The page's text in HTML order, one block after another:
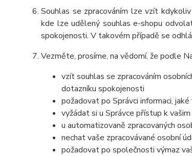
Souhlas se zpracováním lze vzít
kde lze udělený souhlas e-shopu
spokojenosti. V takovém případě se
Vezměte, prosíme, na vědomí, že podle
vzít souhlas se zpracováním
dotazníku spokojenosti
požadovat po Správci informaci,
vyžádat si u Správce přístup k
u automatizovaně zpracovaných
nechat vaše zpracovávané osobní
požadovat po společnosti výmaz